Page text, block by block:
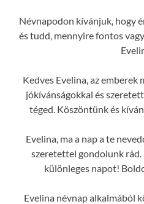
Névnapodon kívánjuk, hogy
és tudd, mennyire fontos
Kedves Evelina, az emberek
jókívánságokkal és
téged. Köszöntünk és
Evelina, ma a nap a te
szeretettel gondolunk
különleges napot!
Evelina névnap alkalmából